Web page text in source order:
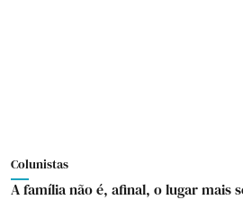
Colunistas
A família não é, afinal, o lugar mais